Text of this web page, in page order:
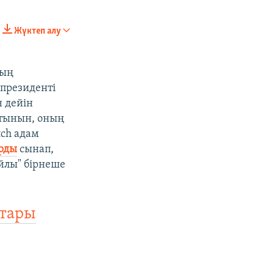
width
Жүктеп алу
дейін
оның
адам
сынап,
бірнеше